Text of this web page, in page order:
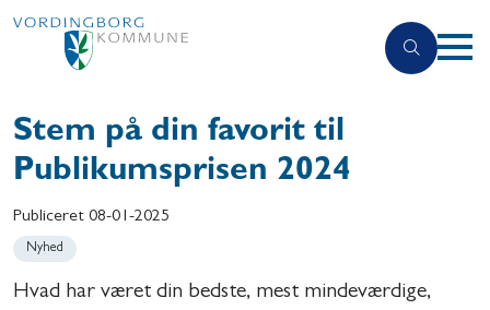
Stem på din favorit til
Publikumsprisen 2024
Publiceret 08-01-2025
Nyhed
Hvad har været din bedste, mest mindeværdige,